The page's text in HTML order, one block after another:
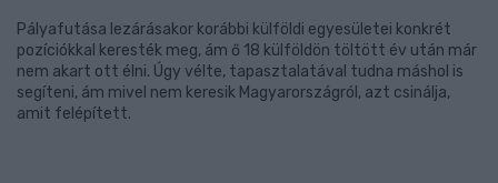
Pályafutása lezárásakor korábbi külföldi egyesületei konkrét
pozíciókkal keresték meg, ám ő 18 külföldön töltött év után már
nem akart ott élni. Úgy vélte, tapasztalatával tudna máshol is
segíteni, ám mivel nem keresik Magyarországról, azt csinálja,
amit felépített.